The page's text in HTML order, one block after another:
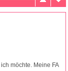
möchte. Meine FA